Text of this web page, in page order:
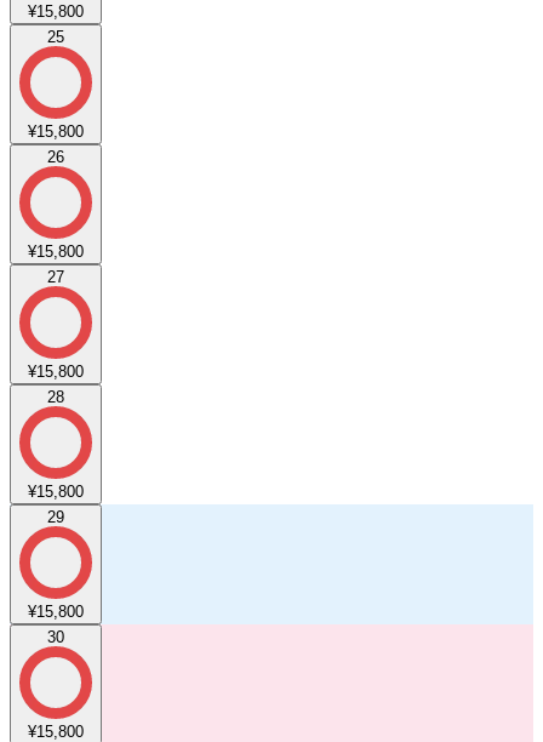
¥15,800
25
¥15,800
26
¥15,800
27
¥15,800
28
¥15,800
29
¥15,800
30
¥15,800